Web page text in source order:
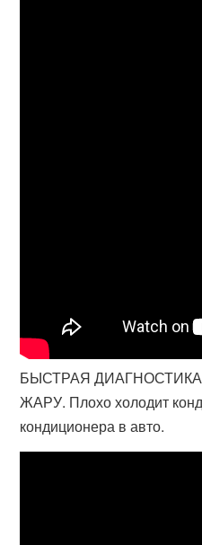
БЫСТРАЯ
ЖАРУ. Плохо холодит
кондиционера в авто.